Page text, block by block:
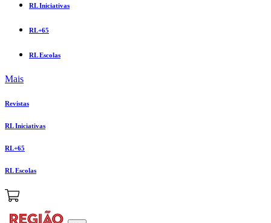
RL Iniciativas
RL+65
RL Escolas
Mais
Revistas
RL Iniciativas
RL+65
RL Escolas